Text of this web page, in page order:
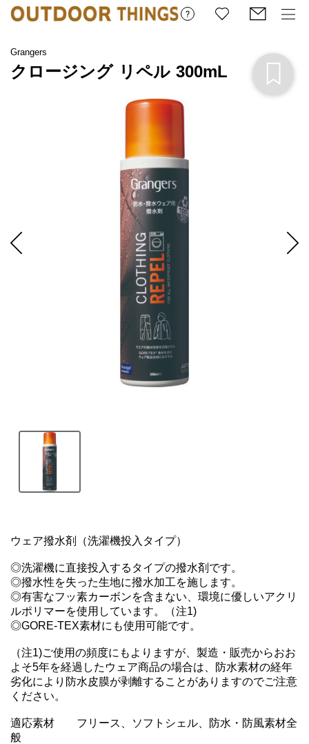
Grangers
クロージング リペル 300mL
ウェア撥水剤（洗濯機投入タイプ）
◎洗濯機に直接投入するタイプの撥水剤です。
◎撥水性を失った生地に撥水加工を施します。
◎有害なフッ素カーボンを含まない、環境に優しいアクリ
ルポリマーを使用しています。（注1)
◎GORE-TEX素材にも使用可能です。
（注1)ご使用の頻度にもよりますが、製造・販売からおお
よそ5年を経過したウェア商品の場合は、防水素材の経年
劣化により防水皮膜が剥離することがありますのでご注意
ください。
適応素材	フリース、ソフトシェル、防水・防風素材全
般